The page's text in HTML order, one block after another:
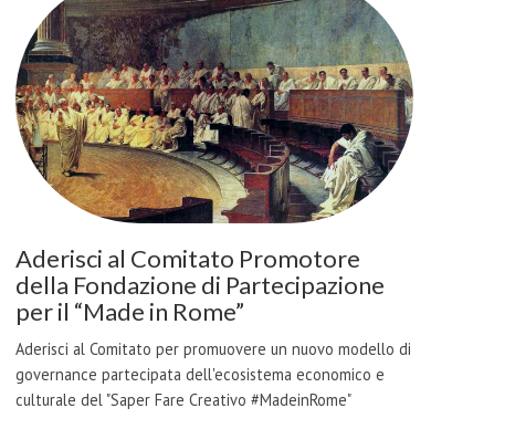
Aderisci al Comitato Promotore
della Fondazione di Partecipazione
per il “Made in Rome”
Aderisci al Comitato per promuovere un nuovo modello di
governance partecipata dell'ecosistema economico e
culturale del "Saper Fare Creativo #MadeinRome"